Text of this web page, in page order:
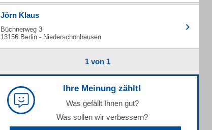
Jörn Klaus
Büchnerweg 3
13156 Berlin - Niederschönhausen
1 von 1
Ihre Meinung zählt!
Was gefällt Ihnen gut?
Was sollen wir verbessern?